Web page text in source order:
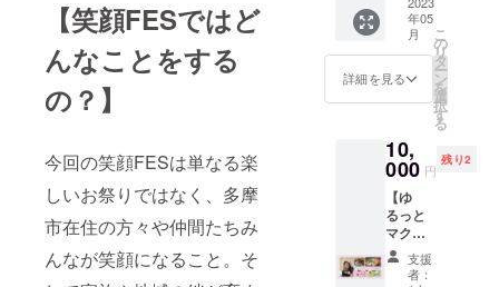
【笑顔FESではど
んなことをする
の？】
今回の笑顔FESは単なる楽
しいお祭りではなく、多摩
市在住の方々や仲間たちみ
んなが笑顔になること。そ
産、著
作権は
提供・
施行責
任者に
✼••┈┈••
✼••┈┈••
✼••┈┈••
✼
ます。
✼••┈┈••
✼••┈┈••
✼••┈┈••
✼••┈┈••
施時
期：ご
支援い
ただい
た方と
調整の
定しま
す。
（5月中
旬～7月
頃ま
で）
講
師：心
ます。
✼••┈┈••
✼••┈┈••
✼••┈┈••
✼••┈┈••
✼
リアル
でもお
受けは
すが、
静かで
所をご
用意頂
きま
す。ま
た、実
施場所
までの
交通費
のでは
ありま
せん。
知的財
産、著
施行責
任者に
帰属し
ます。
✼••┈┈••
✼••┈┈••
✼••┈┈••
✼••┈┈••
（金）
20時～
21時30
分 90
Zoomオ
ング
ループ
講座（6
名ま
で） ※
録画参
加可能
です ＜
命や課
題を紐
解き、
道標の
ヒント
を降ろ
しま
す。悩
み事や
不安が
ある方
はもち
ろん、
10000
円 困り
ごと、
悩みご
と、問
題解決
え方な
どな
ど 相
談にの
ります
普段は
温厚で
優しい
年05
月
詳細を見る
こ
の
リ
タ
ー
ン
を
選
択
す
る
10,
000 円
残り2
【ゆ
るっと
マクロ
ビ料
理 プ
支援
者：